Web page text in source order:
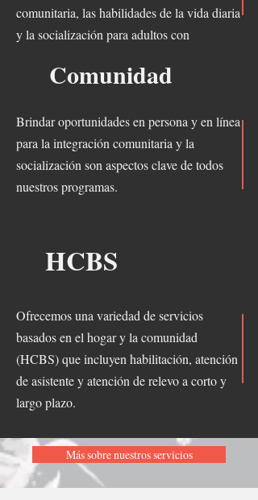
comunitaria, las habilidades de la vida diaria
y la socialización para adultos con
Comunidad
Brindar oportunidades en persona y en línea
para la integración comunitaria y la
socialización son aspectos clave de todos
nuestros programas.
HCBS
Ofrecemos una variedad de servicios
basados en el hogar y la comunidad
(HCBS) que incluyen habilitación, atención
de asistente y atención de relevo a corto y
largo plazo.
Más sobre nuestros servicios